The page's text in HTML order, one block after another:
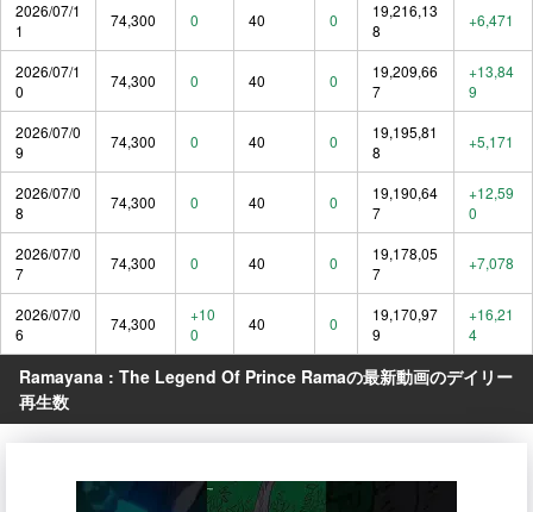
2026/07/1
1
74,300 0 40 0
19,216,13
8
+6,471
2026/07/1
0
74,300 0 40 0
19,209,66
7
+13,84
9
2026/07/0
9
74,300 0 40 0
19,195,81
8
+5,171
2026/07/0
8
74,300 0 40 0
19,190,64
7
+12,59
0
2026/07/0
7
74,300 0 40 0
19,178,05
7
+7,078
2026/07/0
6
74,300
+10
0
40 0
19,170,97
9
+16,21
4
Ramayana : The Legend Of Prince Ramaの最新動画のデイリー
再生数